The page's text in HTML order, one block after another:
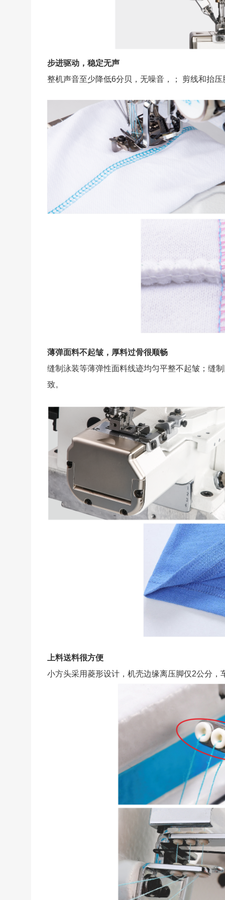
步进驱动，稳定无声
整机声音至少降低6分贝，无噪音，； 剪线和抬
薄弹面料不起皱，厚料过骨很顺畅
缝制泳装等薄弹性面料线迹均匀平整不起皱；缝
致。
上料送料很方便
小方头采用菱形设计，机壳边缘离压脚仅2公分，